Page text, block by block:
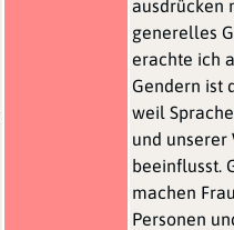
ausdrücken
generelles
erachte ich
Gendern ist
weil
und unserer
beeinflusst.
machen
Personen